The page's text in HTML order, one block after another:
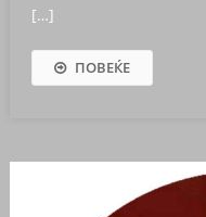
[…]
ПОВЕЌЕ